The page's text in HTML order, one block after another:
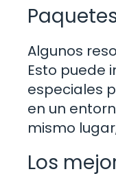
Algunos
Esto puede
especiales
en un
mismo
Los